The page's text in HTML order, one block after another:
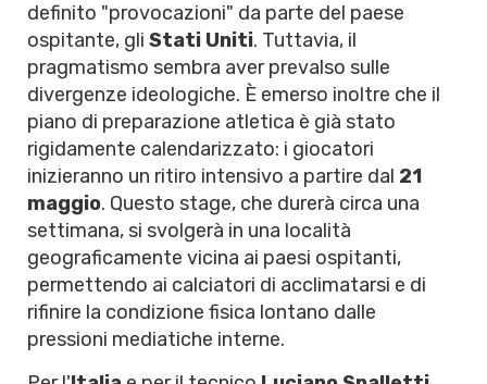
definito "provocazioni" da parte del paese
ospitante, gli Stati Uniti. Tuttavia, il
pragmatismo sembra aver prevalso sulle
divergenze ideologiche. È emerso inoltre che il
piano di preparazione atletica è già stato
rigidamente calendarizzato: i giocatori
inizieranno un ritiro intensivo a partire dal 21
maggio. Questo stage, che durerà circa una
settimana, si svolgerà in una località
geograficamente vicina ai paesi ospitanti,
permettendo ai calciatori di acclimatarsi e di
rifinire la condizione fisica lontano dalle
pressioni mediatiche interne.